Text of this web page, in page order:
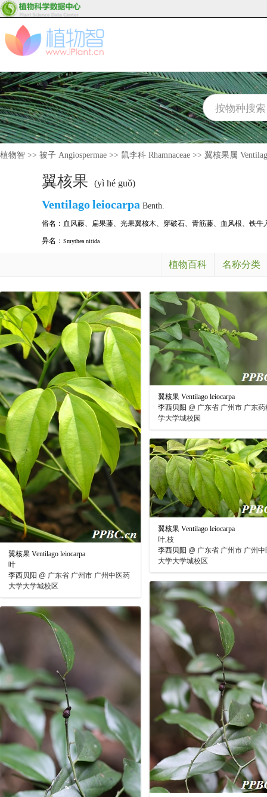
植物智 >> 被子 Angiospermae >> 鼠李科 Rhamnaceae >> 翼核果属
翼核果 (yì hé guǒ)
Ventilagoleiocarpa Benth.
俗名： 血风藤、 扁果藤、 光果翼核木、 穿破石、 青筋藤、 血风根、 铁牛
异名： Smythea nitida
植物百科 名称分类
翼核果 Ventilago leiocarpa
叶
李西贝阳 @ 广东省 广州市 广州中医药
大学大学城校区
翼核果 Ventilago leiocarpa
李西贝阳 @ 广东省 广州市 广东药
学大学城校园
翼核果 Ventilago leiocarpa
叶,枝
李西贝阳 @ 广东省 广州市 广州中
大学大学城校区